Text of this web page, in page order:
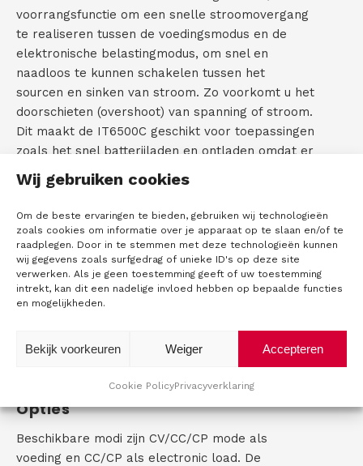
Wij gebruiken cookies
Om de beste ervaringen te bieden, gebruiken wij technologieën
zoals cookies om informatie over je apparaat op te slaan en/of te
raadplegen. Door in te stemmen met deze technologieën kunnen
wij gegevens zoals surfgedrag of unieke ID's op deze site
verwerken. Als je geen toestemming geeft of uw toestemming
intrekt, kan dit een nadelige invloed hebben op bepaalde functies
en mogelijkheden.
Accepteren
Weiger
Bekijk voorkeuren
Cookie PolicyPrivacyverklaring
voorrangsfunctie om een snelle stroomovergang
te realiseren tussen de voedingsmodus en de
elektronische belastingmodus, om snel en
naadloos te kunnen schakelen tussen het
sourcen en sinken van stroom. Zo voorkomt u het
doorschieten (overshoot) van spanning of stroom.
Dit maakt de IT6500C geschikt voor toepassingen
zoals het snel batterijladen en ontladen omdat er
nauwkeurig gemeten kan worden.
zonder overshoot verwerkt. Voor grotere
vermogens zijn meerdere units parallel te
schakelen in Master-Slave modus; een
uitstekende prestatie blijft daarbij gewaarborgd.
De units zijn eenvoudig programmeerbaar via het
het opslaan, oproepen en uitvoeren van
Opties
Beschikbare modi zijn CV/CC/CP mode als
voeding en CC/CP als electronic load. De